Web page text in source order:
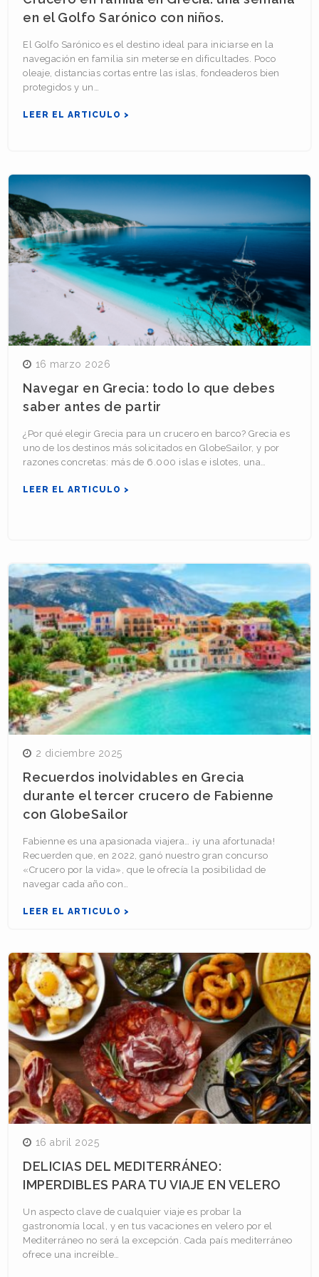
en el Golfo Sarónico con niños.
El Golfo Sarónico es el destino ideal para iniciarse en la
navegación en familia sin meterse en dificultades. Poco
oleaje, distancias cortas entre las islas, fondeaderos bien
protegidos y un…
LEER EL ARTICULO >
16 marzo 2026
Navegar en Grecia: todo lo que debes
saber antes de partir
¿Por qué elegir Grecia para un crucero en barco? Grecia es
uno de los destinos más solicitados en GlobeSailor, y por
razones concretas: más de 6.000 islas e islotes, una…
LEER EL ARTICULO >
2 diciembre 2025
Recuerdos inolvidables en Grecia
durante el tercer crucero de Fabienne
con GlobeSailor
Fabienne es una apasionada viajera… ¡y una afortunada!
Recuerden que, en 2022, ganó nuestro gran concurso
«Crucero por la vida», que le ofrecía la posibilidad de
navegar cada año con…
LEER EL ARTICULO >
16 abril 2025
DELICIAS DEL MEDITERRÁNEO:
IMPERDIBLES PARA TU VIAJE EN VELERO
Un aspecto clave de cualquier viaje es probar la
gastronomía local, y en tus vacaciones en velero por el
Mediterráneo no será la excepción. Cada país mediterráneo
ofrece una increíble…